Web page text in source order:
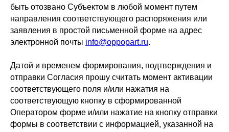
быть отозвано Субъектом в любой момент путем
направления соответствующего распоряжения или
заявления в простой письменной форме на адрес
электронной почты info@oppopart.ru.
Датой и временем формирования, подтверждения и
отправки Согласия прошу считать момент активации
соответствующего поля и/или нажатия на
соответствующую кнопку в сформированной
Оператором форме и/или нажатие на кнопку отправки
формы в соответствии с информацией, указанной на